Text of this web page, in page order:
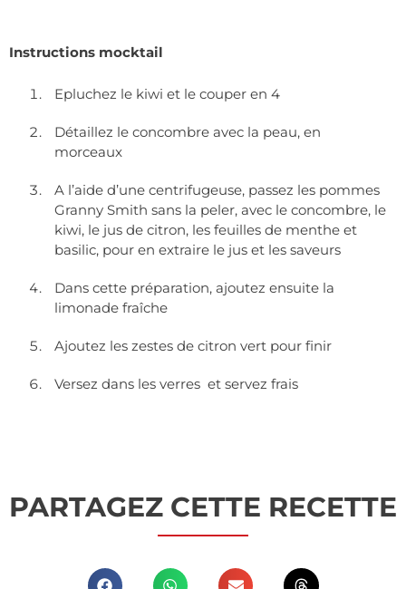
Instructions mocktail
Epluchez le kiwi et le couper en 4
Détaillez le concombre avec la peau, en
morceaux
A l’aide d’une centrifugeuse, passez les pommes
Granny Smith sans la peler, avec le concombre, le
kiwi, le jus de citron, les feuilles de menthe et
basilic, pour en extraire le jus et les saveurs
Dans cette préparation, ajoutez ensuite la
limonade fraîche
Ajoutez les zestes de citron vert pour finir
Versez dans les verres et servez frais
PARTAGEZ CETTE RECETTE